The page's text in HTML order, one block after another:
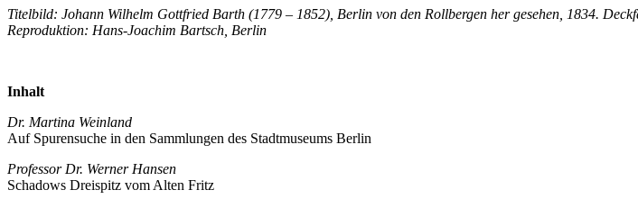
Titelbild: Johann Wilhelm Gottfried Barth (1779 – 1852), Berlin von den Rollbergen her gesehen, 1834.
Reproduktion: Hans-Joachim Bartsch, Berlin
Inhalt
Dr. Martina Weinland
Auf Spurensuche in den Sammlungen des Stadtmuseums Berlin
Professor Dr. Werner Hansen
Schadows Dreispitz vom Alten Fritz